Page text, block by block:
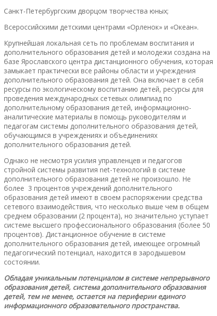
Санкт-Петербургским дворцом творчества юных;
Всероссийскими детскими центрами «Орленок» и «Океан».
Крупнейшая локальная сеть по проблемам воспитания и
дополнительного образования детей и молодежи создана на
базе Ярославского центра дистанционного обучения, которая
замыкает практически все районы области и учреждения
дополнительного образования детей. Она включает в себя
ресурсы по экологическому воспитанию детей, ресурсы для
проведения международных сетевых олимпиад по
дополнительному образования детей, информационно-
аналитические материалы в помощь руководителям и
педагогам системы дополнительного образования детей,
обучающимся в учреждениях и объединениях
дополнительного образования детей.
Однако не несмотря усилия управленцев и педагогов
стройной системы развития net-технологий в системе
дополнительного образования детей не произошло. Не
более 3 процентов учреждений дополнительного
образования детей имеют в своем распоряжении средства
сетевого взаимодействия, что несколько выше чем в общем
среднем образовании (2 процента), но значительно уступает
системе высшего профессионального образования (более 50
процентов). Дистанционное обучение в системе
дополнительного образования детей, имеющее огромный
педагогический потенциал, находится в зародышевом
состоянии.
Обладая уникальным потенциалом в системе непрерывного
образования детей, система дополнительного образования
детей, тем не менее, остается на периферии единого
информационного образовательного пространства.